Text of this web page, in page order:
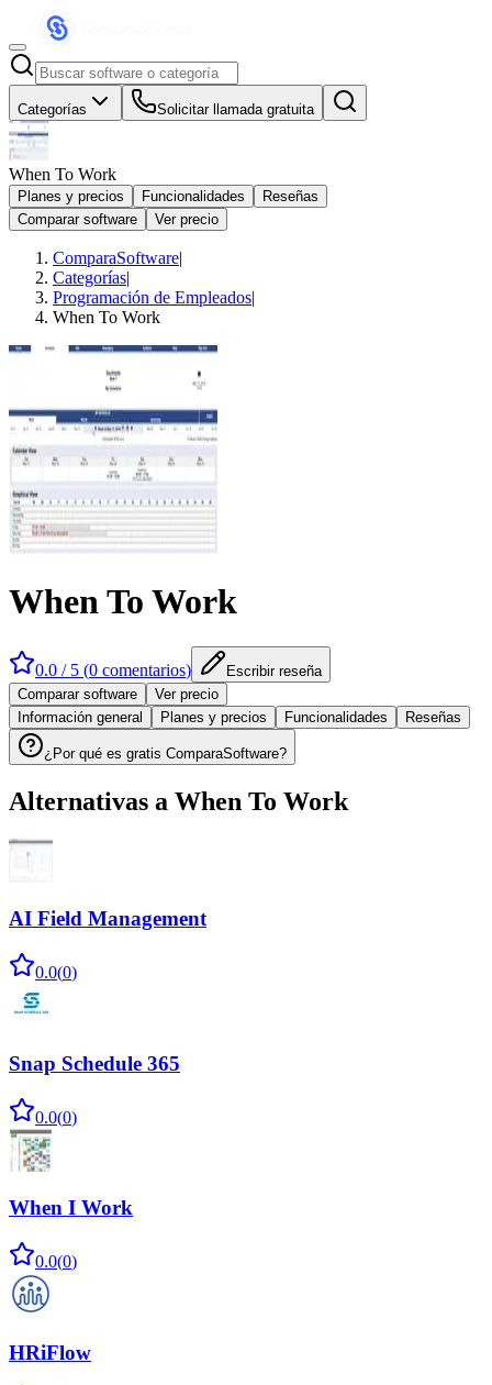
Categorías Solicitar llamada gratuita
When To Work
Planes y precios Funcionalidades
Reseñas
Comparar software
Ver precio
ComparaSoftware|
Categorías|
Programación de Empleados|
When To Work
When To Work
0.0 / 5 (0 comentarios)
Escribir reseña
Comparar software
Ver precio
Información general
Planes y precios Funcionalidades Reseñas
¿Por qué es gratis ComparaSoftware?
Alternativas a When To Work
AI Field Management
0.0(0)
Snap Schedule 365
0.0(0)
When I Work
0.0(0)
HRiFlow